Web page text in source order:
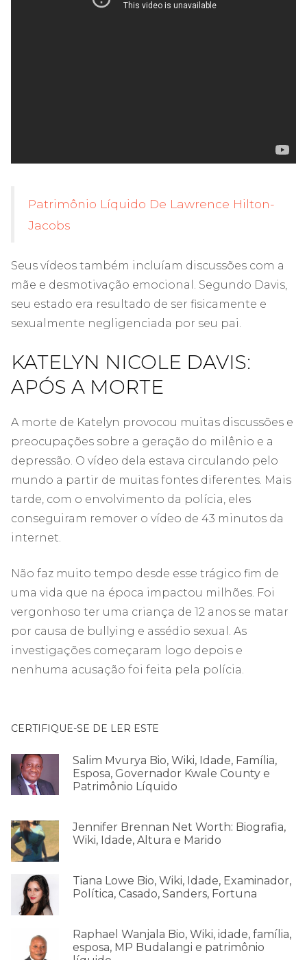
Patrimônio Líquido De Lawrence Hilton-
Jacobs
Seus vídeos também incluíam discussões com a
mãe e desmotivação emocional. Segundo Davis,
seu estado era resultado de ser fisicamente e
sexualmente negligenciada por seu pai.
KATELYN NICOLE DAVIS:
APÓS A MORTE
A morte de Katelyn provocou muitas discussões e
preocupações sobre a geração do milênio e a
depressão. O vídeo dela estava circulando pelo
mundo a partir de muitas fontes diferentes. Mais
tarde, com o envolvimento da polícia, eles
conseguiram remover o vídeo de 43 minutos da
internet.
Não faz muito tempo desde esse trágico fim de
uma vida que na época impactou milhões. Foi
vergonhoso ter uma criança de 12 anos se matar
por causa de bullying e assédio sexual. As
investigações começaram logo depois e
nenhuma acusação foi feita pela polícia.
CERTIFIQUE-SE DE LER ESTE
Salim Mvurya Bio, Wiki, Idade, Família,
Esposa, Governador Kwale County e
Patrimônio Líquido
Jennifer Brennan Net Worth: Biografia,
Wiki, Idade, Altura e Marido
Tiana Lowe Bio, Wiki, Idade, Examinador,
Política, Casado, Sanders, Fortuna
Raphael Wanjala Bio, Wiki, idade, família,
esposa, MP Budalangi e patrimônio